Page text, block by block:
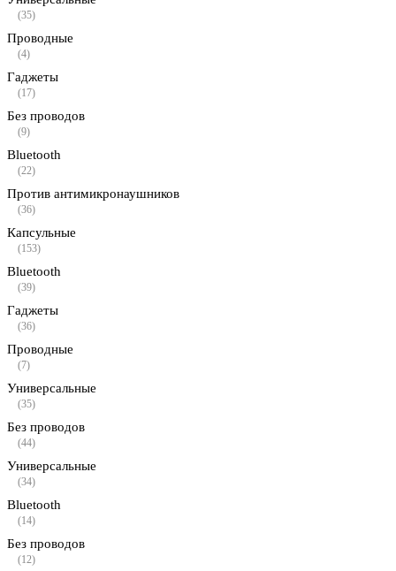
(35)
Проводные
(4)
Гаджеты
(17)
Без проводов
(9)
Bluetooth
(22)
Против антимикронаушников
(36)
Капсульные
(153)
Bluetooth
(39)
Гаджеты
(36)
Проводные
(7)
Универсальные
(35)
Без проводов
(44)
Универсальные
(34)
Bluetooth
(14)
Без проводов
(12)